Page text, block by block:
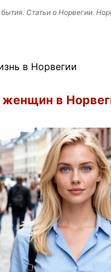
Статьи о Норвегии.
в Норвегии
в